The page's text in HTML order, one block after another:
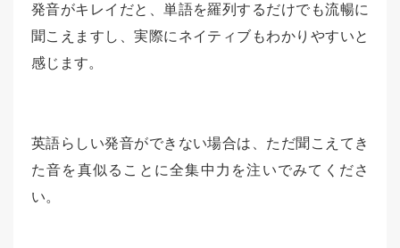
発音がキレイだと、単語を羅列するだけでも流暢に
聞こえますし、実際にネイティブもわかりやすいと
感じます。
英語らしい発音ができない場合は、ただ聞こえてき
た音を真似ることに全集中力を注いでみてくださ
い。